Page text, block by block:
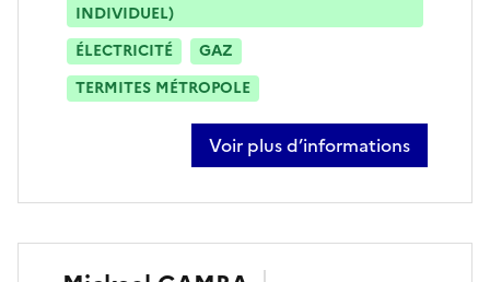
INDIVIDUEL)
ÉLECTRICITÉ
GAZ
TERMITES MÉTROPOLE
Voir plus d’informations
sur justin chardes